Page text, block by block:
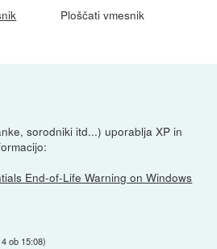
Ploščati vmesnik
sorodniki itd...) uporablja XP in
End-of-Life Warning on Windows
ob 15:08)